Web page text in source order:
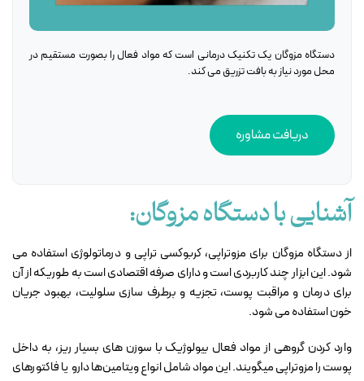
دستگاه مزوگان یک تکنیک درمانی است که مواد فعال را بصورت مستقیم در
محل مورد نیاز به بافت تزریق می کند.
دریافت مشاوره
آشنایی با دستگاه مزوگان:
از دستگاه مزوگان برای مزوتراپی، کربوکسی تراپی و درماتولوژی استفاده می
شود. این ابزار چند کاربردی است و دارای صرفه اقتصادی است به طوریکه از آن
برای درمان و مراقبت پوست، تجزیه و برطرف سازی سلولیت، بهبود جریان
خون استفاده می شود.
وارد کردن گروهی از مواد فعال بیولوژیک با سوزن ‌های بسیار ریز، به داخل
پوست را مزوتراپی میگویند. این مواد شامل انواع ویتامین‌ها دارو یا فاکتورهای